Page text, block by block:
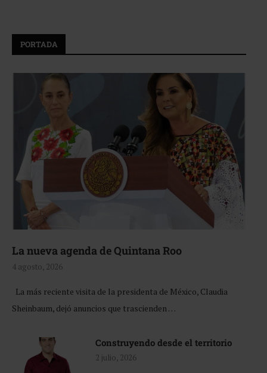
PORTADA
La nueva agenda de Quintana Roo
4 agosto, 2026
La más reciente visita de la presidenta de México, Claudia
Sheinbaum, dejó anuncios que trascienden …
Construyendo desde el territorio
2 julio, 2026